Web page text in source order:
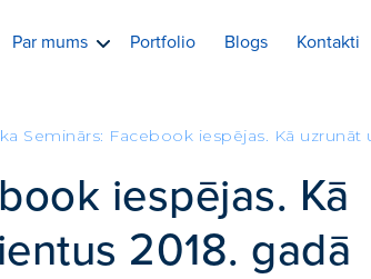
Par mums Portfolio Blogs Kontakti
Seminārs: Facebook iespējas. Kā uzrunāt
iespējas. Kā
2018. gadā